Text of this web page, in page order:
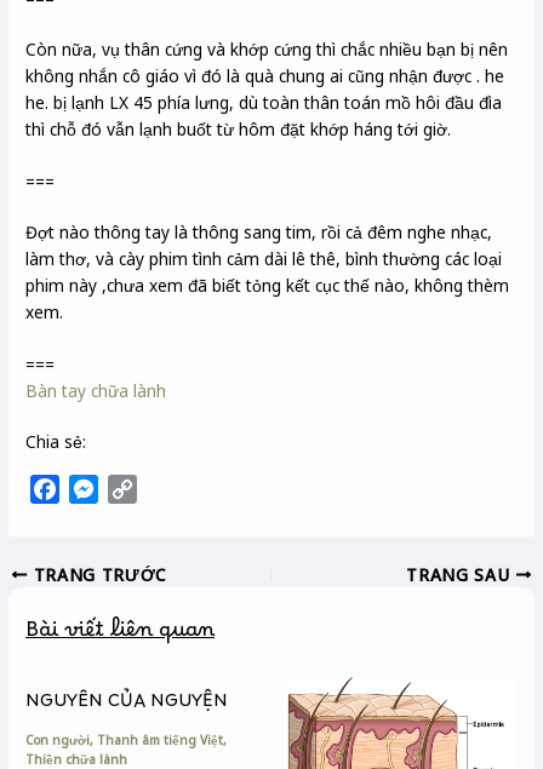
Còn nữa, vụ thân cứng và khớp cứng thì chắc nhiều bạn bị nên
không nhắn cô giáo vì đó là quà chung ai cũng nhận được . he
he. bị lạnh LX 45 phía lưng, dù toàn thân toán mồ hôi đầu đìa
thì chỗ đó vẫn lạnh buốt từ hôm đặt khớp háng tới giờ.
===
Đợt nào thông tay là thông sang tim, rồi cả đêm nghe nhạc,
làm thơ, và cày phim tình cảm dài lê thê, bình thường các loại
phim này ,chưa xem đã biết tỏng kết cục thế nào, không thèm
xem.
===
Bàn tay chữa lành
Chia sẻ:
e
o
k
M
s
n
e
y
i
k
TRANG TRƯỚC TRANG SAU
Bài viết liên quan
NGUYÊN CỦA NGUYỆN
Con người, Thanh âm tiếng Việt,
Thiền chữa lành